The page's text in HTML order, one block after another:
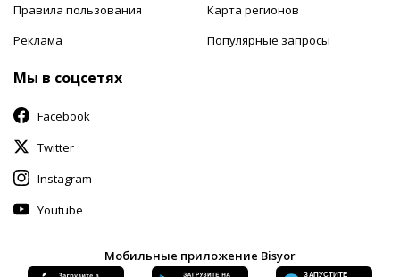
Правила пользования
Реклама
Карта регионов
Популярные запросы
Мы в соцсетях
Facebook
Twitter
Instagram
Youtube
Мобильные приложение Bisyor